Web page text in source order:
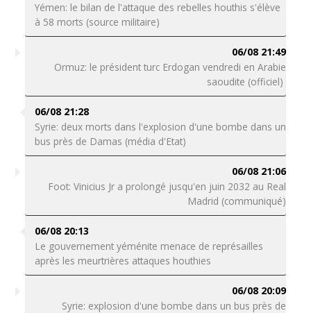
Yémen: le bilan de l'attaque des rebelles houthis s'élève
à 58 morts (source militaire)
06/08 21:49
Ormuz: le président turc Erdogan vendredi en Arabie
saoudite (officiel)
06/08 21:28
Syrie: deux morts dans l'explosion d'une bombe dans un
bus près de Damas (média d'Etat)
06/08 21:06
Foot: Vinicius Jr a prolongé jusqu'en juin 2032 au Real
Madrid (communiqué)
06/08 20:13
Le gouvernement yéménite menace de représailles
après les meurtrières attaques houthies
06/08 20:09
Syrie: explosion d'une bombe dans un bus près de